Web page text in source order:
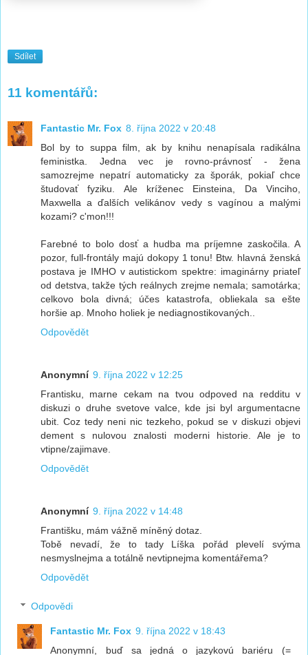
Sdílet
11 komentářů:
Fantastic Mr. Fox 8. října 2022 v 20:48
Bol by to suppa film, ak by knihu nenapísala radikálna
feministka. Jedna vec je rovno-právnosť - žena
samozrejme nepatrí automaticky za šporák, pokiaľ chce
študovať fyziku. Ale kríženec Einsteina, Da Vinciho,
Maxwella a ďalších velikánov vedy s vagínou a malými
kozami? c'mon!!!
Farebné to bolo dosť a hudba ma príjemne zaskočila. A
pozor, full-frontály majú dokopy 1 tonu! Btw. hlavná ženská
postava je IMHO v autistickom spektre: imaginárny priateľ
od detstva, takže tých reálnych zrejme nemala; samotárka;
celkovo bola divná; účes katastrofa, obliekala sa ešte
horšie ap. Mnoho holiek je nediagnostikovaných..
Odpovědět
Anonymní 9. října 2022 v 12:25
Frantisku, marne cekam na tvou odpoved na redditu v
diskuzi o druhe svetove valce, kde jsi byl argumentacne
ubit. Coz tedy neni nic tezkeho, pokud se v diskuzi objevi
dement s nulovou znalosti moderni historie. Ale je to
vtipne/zajimave.
Odpovědět
Anonymní 9. října 2022 v 14:48
Františku, mám vážně míněný dotaz.
Tobě nevadí, že to tady Líška pořád plevelí svýma
nesmyslnejma a totálně nevtipnejma komentářema?
Odpovědět
Odpovědi
Fantastic Mr. Fox 9. října 2022 v 18:43
Anonymní, buď sa jedná o jazykovú bariéru (=